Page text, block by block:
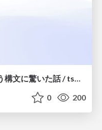
TSX の <Hoge<Fuga>> という構文に驚いた話 / tsx-type-argument-syntax
0 200